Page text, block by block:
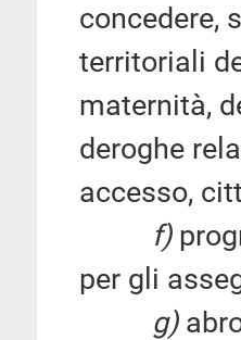
concedere,
territoriali
maternità,
deroghe
accesso,
f)
per gli
g)